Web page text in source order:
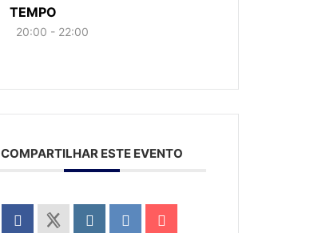
TEMPO
20:00 - 22:00
COMPARTILHAR ESTE EVENTO